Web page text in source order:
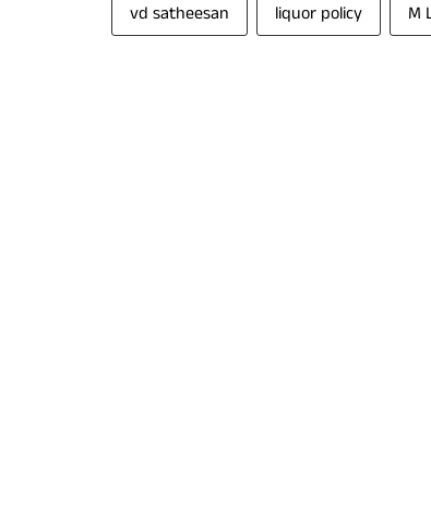
vd satheesan liquor policy M